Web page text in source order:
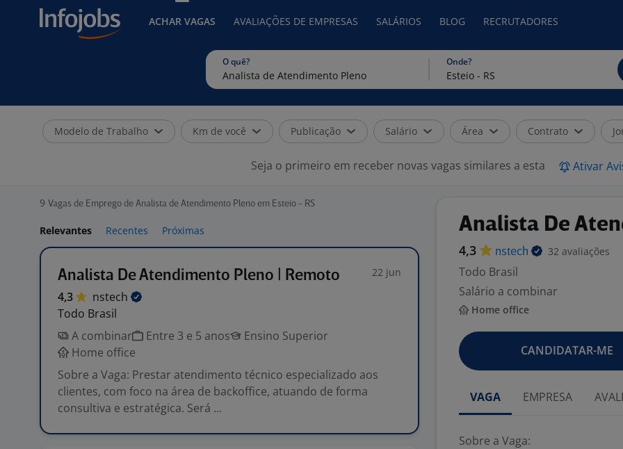
ACHAR VAGAS AVALIAÇÕES DE EMPRESAS SALÁRIOS BLOG RECRUTADORES
O quê? Onde?
Modelo de Trabalho Km de você Publicação Salário Área Contrato
Seja o primeiro em receber novas vagas similares a esta Ativar
9 Vagas de Emprego de Analista de Atendimento Pleno em Esteio - RS
Relevantes Recentes Próximas
Analista De Atendimento Pleno | Remoto 22 jun
4,3
nstech
Todo Brasil
A combinar
Entre 3 e 5 anos
Ensino Superior
Home office
Sobre a Vaga: Prestar atendimento técnico especializado aos
clientes, com foco na área de backoffice, atuando de forma
consultiva e estratégica. Será ...
Analista De
4,3 nstech 32 avaliações
Todo Brasil
Salário a combinar
Home office
CANDIDATAR-ME
VAGA EMPRESA
Sobre a Vaga: